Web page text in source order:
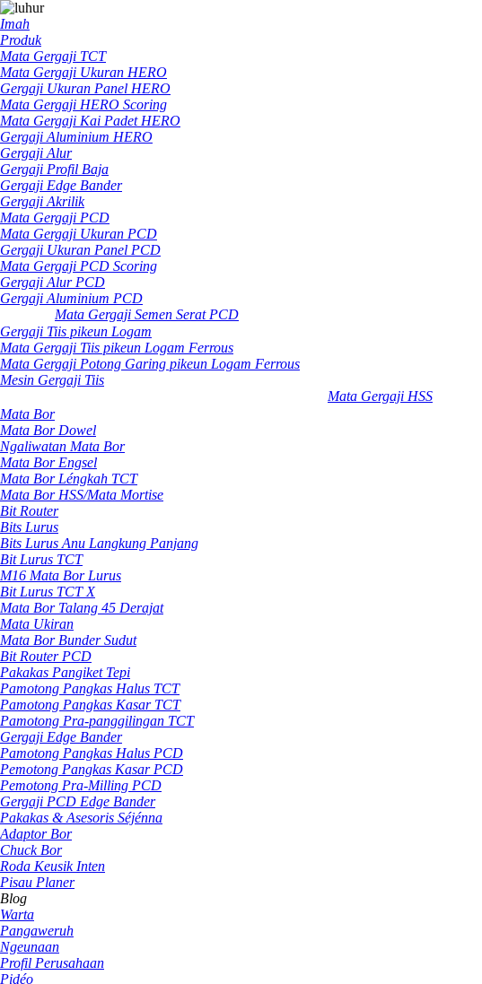
Imah
Produk
Mata Gergaji TCT
Mata Gergaji Ukuran HERO
Gergaji Ukuran Panel HERO
Mata Gergaji HERO Scoring
Mata Gergaji Kai Padet HERO
Gergaji Aluminium HERO
Gergaji Alur
Gergaji Profil Baja
Gergaji Edge Bander
Gergaji Akrilik
Mata Gergaji PCD
Mata Gergaji Ukuran PCD
Gergaji Ukuran Panel PCD
Mata Gergaji PCD Scoring
Gergaji Alur PCD
Gergaji Aluminium PCD
Mata Gergaji Semen Serat PCD
Gergaji Tiis pikeun Logam
Mata Gergaji Tiis pikeun Logam Ferrous
Mata Gergaji Potong Garing pikeun Logam Ferrous
Mesin Gergaji Tiis
Mata Gergaji HSS
Mata Bor
Mata Bor Dowel
Ngaliwatan Mata Bor
Mata Bor Engsel
Mata Bor Léngkah TCT
Mata Bor HSS/Mata Mortise
Bit Router
Bits Lurus
Bits Lurus Anu Langkung Panjang
Bit Lurus TCT
M16 Mata Bor Lurus
Bit Lurus TCT X
Mata Bor Talang 45 Derajat
Mata Ukiran
Mata Bor Bunder Sudut
Bit Router PCD
Pakakas Pangiket Tepi
Pamotong Pangkas Halus TCT
Pamotong Pangkas Kasar TCT
Pamotong Pra-panggilingan TCT
Gergaji Edge Bander
Pamotong Pangkas Halus PCD
Pemotong Pangkas Kasar PCD
Pemotong Pra-Milling PCD
Gergaji PCD Edge Bander
Pakakas & Asesoris Séjénna
Adaptor Bor
Chuck Bor
Roda Keusik Inten
Pisau Planer
Blog
Warta
Pangaweruh
Ngeunaan
Profil Perusahaan
Pidéo